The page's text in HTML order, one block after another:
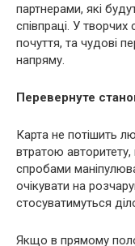
партнерами, які
співпраці. У творчих
почуття, та чудові
напряму.
Перевернуте
Карта не потішить
втратою
спробами
очікувати на
стосуватимуться
Якщо в прямому